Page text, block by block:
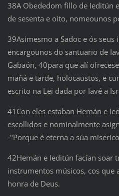
38A Obededom fillo de Ieditún
de sesenta e oito, nomeounos
39Asimesmo a Sadoc e ós seus
encargounos do santuario de
Gabaón, 40para que alí
mañá e tarde, holocaustos, e
escrito na Lei dada por Iavé a
41Con eles estaban Hemán e
escollidos e nominalmente
‑"Porque é eterna a súa
42Hemán e Ieditún facían soar
instrumentos músicos, cos que
honra de Deus.